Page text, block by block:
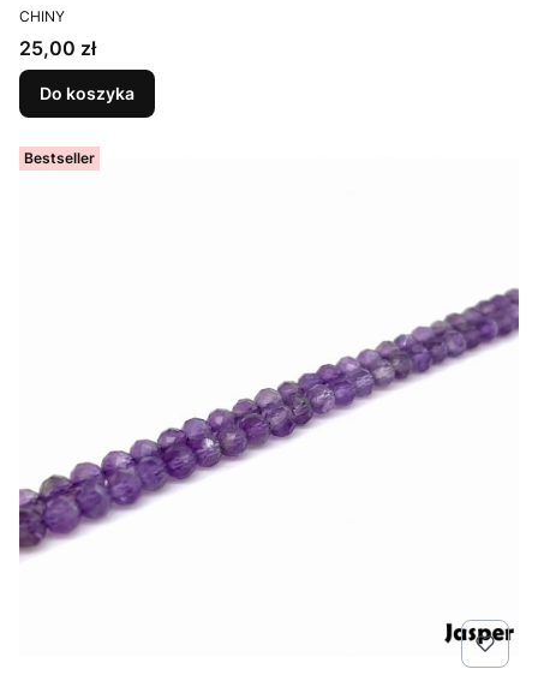
PRODUCENT
CHINY
Cena
25,00 zł
Do koszyka
Bestseller